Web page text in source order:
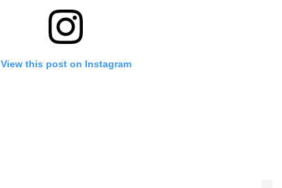
View this post on Instagram